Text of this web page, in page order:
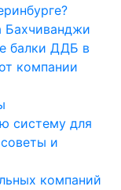
Бахчиванджи
балки ДДБ в
компании
систему для
и
компаний